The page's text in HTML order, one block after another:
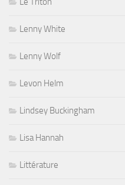
Lenny White
Lenny Wolf
Levon Helm
Lindsey Buckingham
Lisa Hannah
Littérature